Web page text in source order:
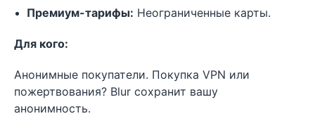
Премиум-тарифы: Неограниченные карты.
Для кого:
Анонимные покупатели. Покупка VPN или
пожертвования? Blur сохранит вашу
анонимность.